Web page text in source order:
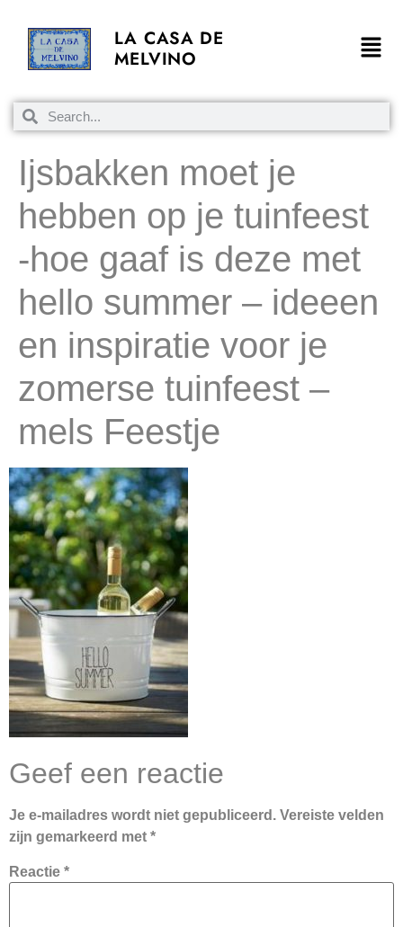
LA CASA DE
MELVINO
Ijsbakken moet je
hebben op je tuinfeest
-hoe gaaf is deze met
hello summer – ideeen
en inspiratie voor je
zomerse tuinfeest –
mels Feestje
Geef een reactie
Je e-mailadres wordt niet gepubliceerd. Vereiste velden
zijn gemarkeerd met *
Reactie *